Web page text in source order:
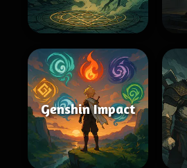
Genshin Impact